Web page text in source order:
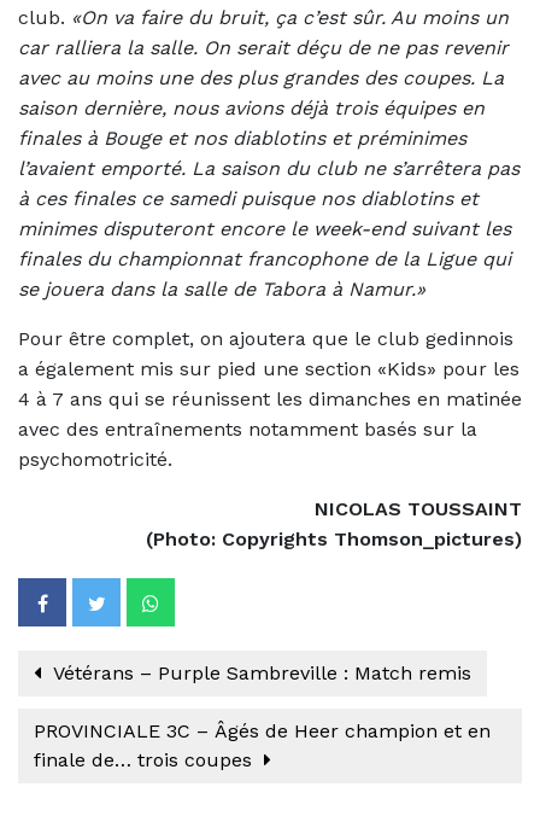
club. «On va faire du bruit, ça c’est sûr. Au moins un
car ralliera la salle. On serait déçu de ne pas revenir
avec au moins une des plus grandes des coupes. La
saison dernière, nous avions déjà trois équipes en
finales à Bouge et nos diablotins et préminimes
l’avaient emporté. La saison du club ne s’arrêtera pas
à ces finales ce samedi puisque nos diablotins et
minimes disputeront encore le week-end suivant les
finales du championnat francophone de la Ligue qui
se jouera dans la salle de Tabora à Namur.»
Pour être complet, on ajoutera que le club gedinnois
a également mis sur pied une section «Kids» pour les
4 à 7 ans qui se réunissent les dimanches en matinée
avec des entraînements notamment basés sur la
psychomotricité.
NICOLAS TOUSSAINT
(Photo: Copyrights Thomson_pictures)
Vétérans – Purple Sambreville : Match remis
PROVINCIALE 3C – Âgés de Heer champion et en
finale de… trois coupes